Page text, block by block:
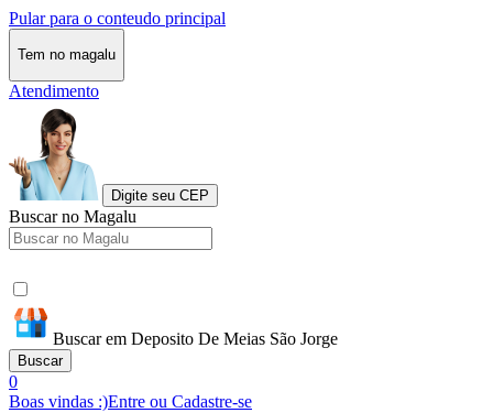
Pular para o conteudo principal
Tem no magalu
Atendimento
Digite seu CEP
Buscar no Magalu
Buscar em Deposito De Meias São Jorge
Buscar
0
Boas vindas :)Entre ou Cadastre-se